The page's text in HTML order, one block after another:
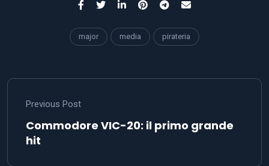
major media pirateria
Previous Post
Commodore VIC-20: il primo grande
hit